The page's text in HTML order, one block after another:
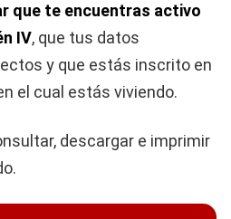
que te encuentras activo
IV, que tus datos
y que estás inscrito en
el cual estás viviendo.
descargar e imprimir